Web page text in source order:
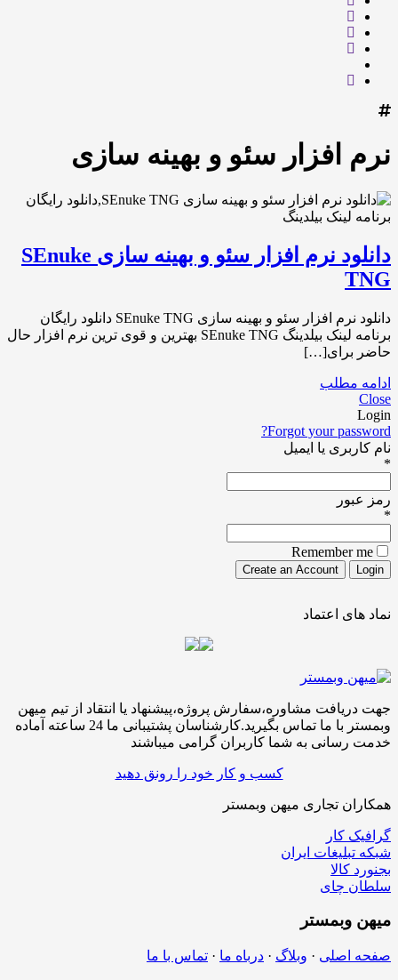
نرم افزار سئو و بهینه سازی
دانلود نرم افزار سئو و بهینه سازی SEnuke
TNG
دانلود نرم افزار سئو و بهینه سازی SEnuke TNG دانلود رایگان
برنامه لینک بیلدینگ SEnuke TNG بهترین و قوی ترین نرم افزار حال
حاضر برای[…]
ادامه مطلب
Close
Login
Forgot your password?
نام کاربری یا ایمیل
*
رمز عبور
*
Remember me
نماد های اعتماد
جهت دریافت مشاوره،سفارش پروژه،پیشنهاد یا انتقاد از تیم میهن
وبمستر با ما تماس بگیرید.کارشناسان پشتیبانی ما 24 ساعته آماده
خدمت رسانی به شما کاربران گرامی میباشند
کسب و کار خود را رونق دهید
همکاران تجاری میهن وبمستر
گرافیک کار
شبکه تبلیغات ایران
بجنورد کالا
سلطان چای
میهن وبمستر
صفحه اصلی · وبلاگ · درباه ما · تماس با ما